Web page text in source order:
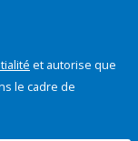
et autorise que
le cadre de